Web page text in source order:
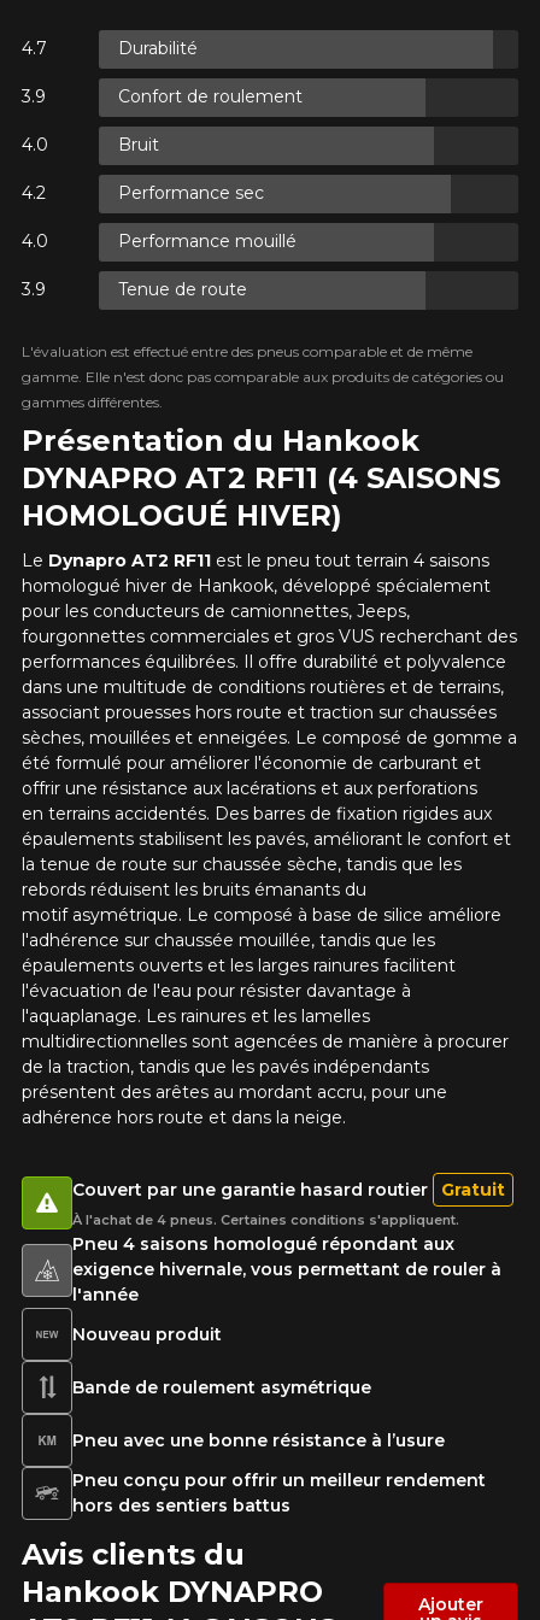
Présentation du Hankook
DYNAPRO AT2 RF11 (4 SAISONS
HOMOLOGUÉ HIVER)
Le Dynapro AT2 RF11est le pneu tout terrain 4 saisons
homologué hiver de Hankook, développé spécialement
pour les conducteurs de camionnettes, Jeeps,
fourgonnettes commerciales et gros VUS recherchant des
performances équilibrées. Il offre durabilité et polyvalence
dans une multitude de conditions routières et de terrains,
associant prouesses hors route et traction sur chaussées
sèches, mouillées et enneigées. Le composé de gomme a
été formulé pour améliorer l'économie de carburant et
offrir une résistance aux lacérations et aux perforations
en terrains accidentés. Des barres de fixation rigides aux
épaulements stabilisent les pavés, améliorant le confort et
la tenue de route sur chaussée sèche, tandis que les
rebords réduisent les bruits émanants du
motif asymétrique. Le composé à base de silice améliore
l'adhérence sur chaussée mouillée, tandis que les
épaulements ouverts et les larges rainures facilitent
l'évacuation de l'eau pour résister davantage à
l'aquaplanage. Les rainures et les lamelles
multidirectionnelles sont agencées de manière à procurer
de la traction, tandis que les pavés indépendants
présentent des arêtes au mordant accru, pour une
adhérence hors route et dans la neige.
Durabilité
Confort de roulement
Bruit
Performance sec
Performance mouillé
Tenue de route
L'évaluation est effectué entre des pneus comparable et de même
gamme. Elle n'est donc pas comparable aux produits de catégories ou
gammes différentes.
Pneu 4 saisons homologué répondant aux
exigence hivernale, vous permettant de rouler à
l'année
Nouveau produit
Bande de roulement asymétrique
Pneu avec une bonne résistance à l’usure
Couvert par une garantie hasard routier Gratuit
À l'achat de 4 pneus. Certaines conditions s'appliquent.
Pneu conçu pour offrir un meilleur rendement
hors des sentiers battus
Avis clients du
Hankook DYNAPRO
Ajouter